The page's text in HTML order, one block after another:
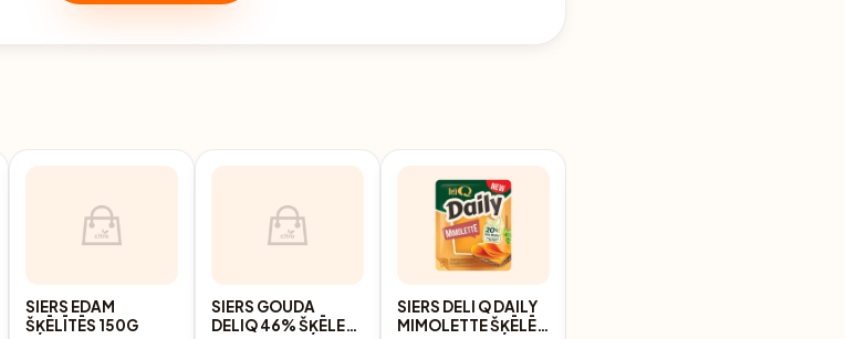
SIERS EDAM
ŠĶĒLĪTĒS 150G
SIERS GOUDA
DELIQ 46% ŠĶĒLES
SIERS DELI Q DAILY
MIMOLETTE ŠĶĒLĒS